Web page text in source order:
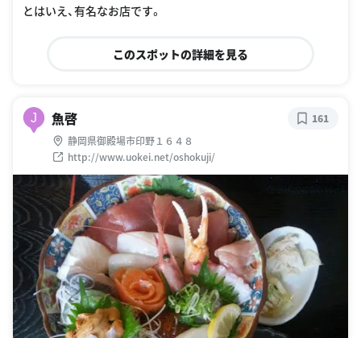
とはいえ、有名なお店です。
このスポットの詳細を見る
J 魚啓
静岡県御殿場市印野１６４８
http://www.uokei.net/oshokuji/
161